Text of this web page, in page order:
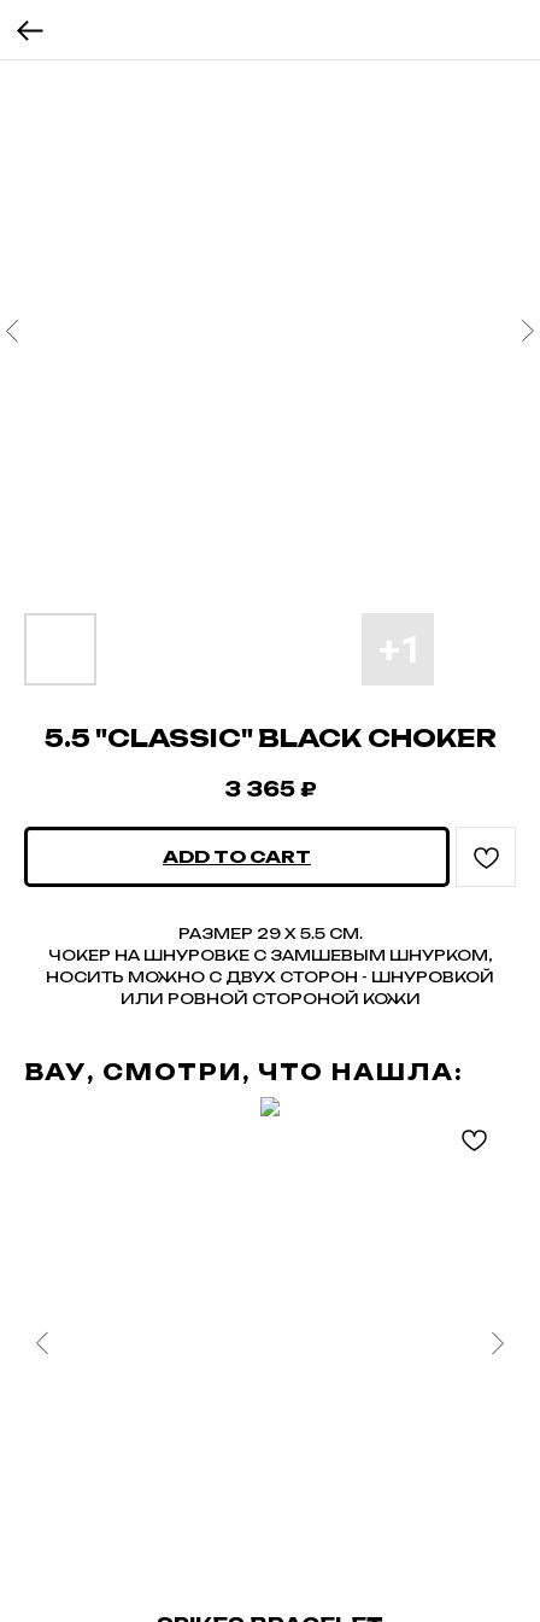
5.5 "CLASSIC" BLACK CHOKER
3 365 ₽
ADD TO CART
РАЗМЕР 29 Х 5.5 СМ.
ЧОКЕР НА ШНУРОВКЕ С ЗАМШЕВЫМ ШНУРКОМ,
НОСИТЬ МОЖНО С ДВУХ СТОРОН - ШНУРОВКОЙ
ИЛИ РОВНОЙ СТОРОНОЙ КОЖИ
ВАУ, СМОТРИ, ЧТО НАШЛА: